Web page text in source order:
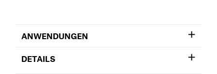
ANWENDUNGEN
DETAILS